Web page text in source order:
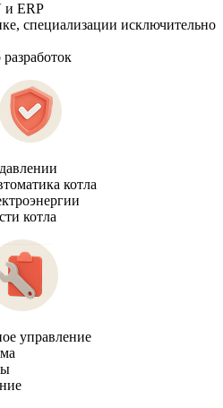
и ERP
специализации исключительно
котла
котла
управление